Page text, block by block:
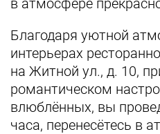
в атмосфере
Благодаря уютной
интерьерах
на Житной ул., д. 10,
романтическом
влюблённых, вы
часа, перенесётесь в